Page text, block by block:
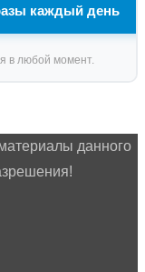
каждый день
в любой момент.
данного